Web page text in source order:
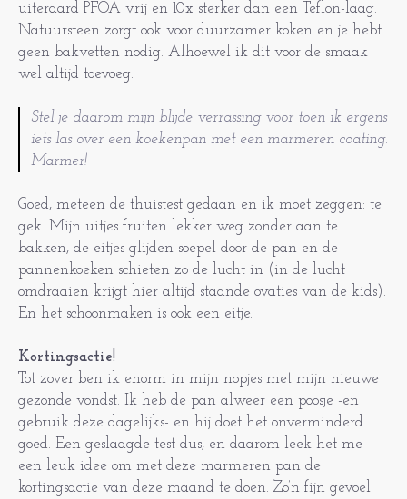
uiteraard PFOA vrij en 10x sterker dan een Teflon-laag.
Natuursteen zorgt ook voor duurzamer koken en je hebt
geen bakvetten nodig. Alhoewel ik dit voor de smaak
wel altijd toevoeg.
Stel je daarom mijn blijde verrassing voor toen ik ergens
iets las over een koekenpan met een marmeren coating.
Marmer!
Goed, meteen de thuistest gedaan en ik moet zeggen: te
gek. Mijn uitjes fruiten lekker weg zonder aan te
bakken, de eitjes glijden soepel door de pan en de
pannenkoeken schieten zo de lucht in (in de lucht
omdraaien krijgt hier altijd staande ovaties van de kids).
En het schoonmaken is ook een eitje.
Kortingsactie!
Tot zover ben ik enorm in mijn nopjes met mijn nieuwe
gezonde vondst. Ik heb de pan alweer een poosje -en
gebruik deze dagelijks- en hij doet het onverminderd
goed. Een geslaagde test dus, en daarom leek het me
een leuk idee om met deze marmeren pan de
kortingsactie van deze maand te doen. Zo’n fijn gevoel